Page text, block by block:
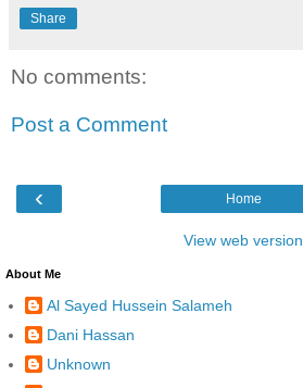
Share
No comments:
Post a Comment
‹ Home
View web version
About Me
Al Sayed Hussein Salameh
Dani Hassan
Unknown